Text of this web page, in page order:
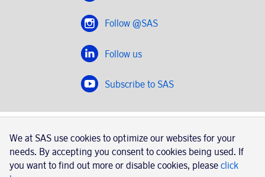
Follow @SAS
Follow us
Subscribe to SAS
SAS 2020
SAS AB, registration number 556606-8499, SE-195 87
Stockholm, Sweden
We at SAS use cookies to optimize our websites for your
needs. By accepting you consent to cookies being used. If
you want to find out more or disable cookies, please click